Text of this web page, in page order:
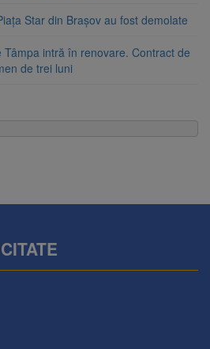
Star din Brașov au fost demolate
intră în renovare. Contract de
de trei luni